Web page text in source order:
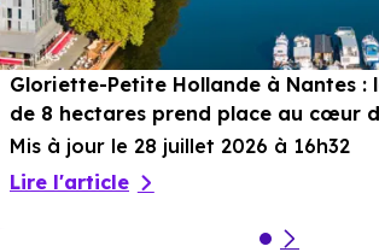
Gloriette-Petite Hollande à Nantes :
de 8 hectares prend place au cœur
Mis à jour le 28 juillet 2026 à 16h32
Lire l'article